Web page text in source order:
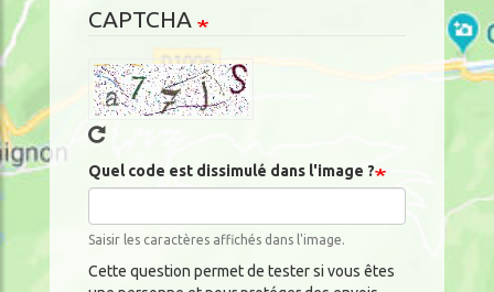
CAPTCHA
Quel code est dissimulé dans l'image ?
Saisir les caractères affichés dans l'image.
Cette question permet de tester si vous êtes